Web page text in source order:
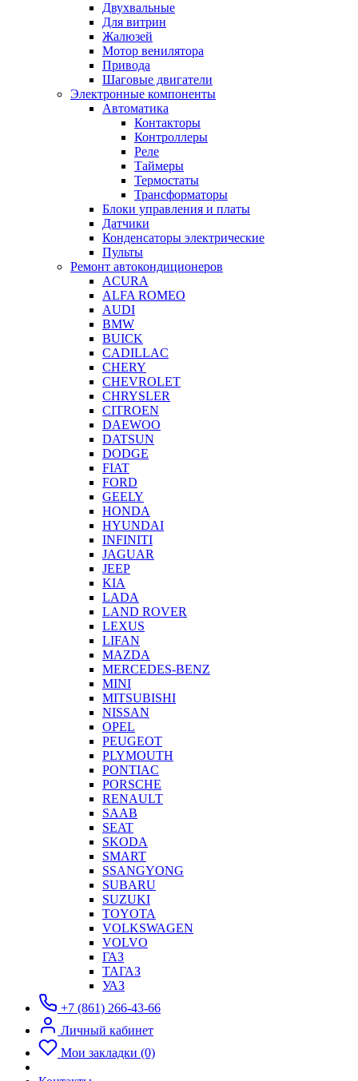
Двухвальные
Для витрин
Жалюзей
Мотор венилятора
Привода
Шаговые двигатели
Электронные компоненты
Автоматика
Контакторы
Контроллеры
Реле
Таймеры
Термостаты
Трансформаторы
Блоки управления и платы
Датчики
Конденсаторы электрические
Пульты
Ремонт автокондиционеров
ACURA
ALFA ROMEO
AUDI
BMW
BUICK
CADILLAC
CHERY
CHEVROLET
CHRYSLER
CITROEN
DAEWOO
DATSUN
DODGE
FIAT
FORD
GEELY
HONDA
HYUNDAI
INFINITI
JAGUAR
JEEP
KIA
LADA
LAND ROVER
LEXUS
LIFAN
MAZDA
MERCEDES-BENZ
MINI
MITSUBISHI
NISSAN
OPEL
PEUGEOT
PLYMOUTH
PONTIAC
PORSCHE
RENAULT
SAAB
SEAT
SKODA
SMART
SSANGYONG
SUBARU
SUZUKI
TOYOTA
VOLKSWAGEN
VOLVO
ГАЗ
ТАГАЗ
УАЗ
+7 (861) 266-43-66
Личный кабинет
Мои закладки (0)